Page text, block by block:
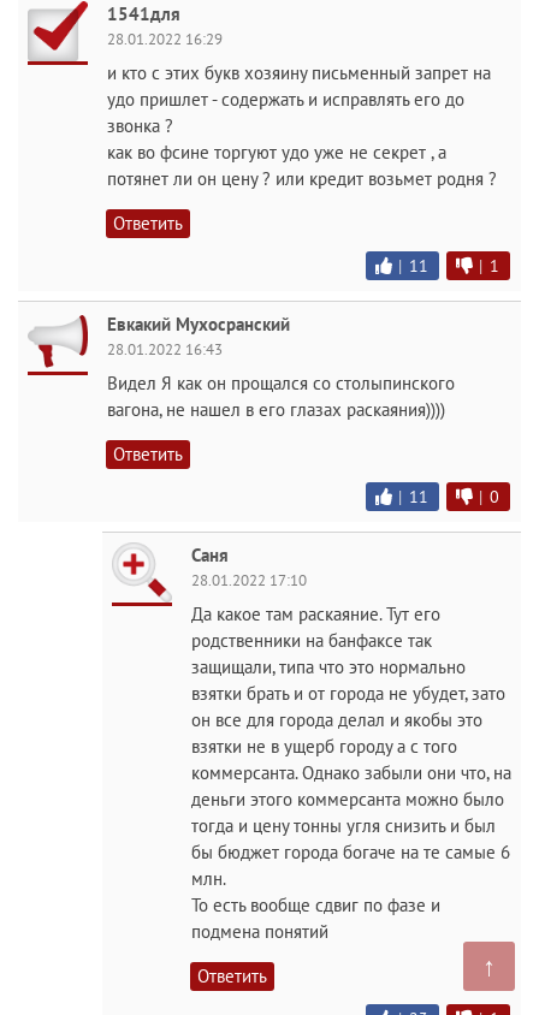
1541для
28.01.2022 16:29
и кто с этих букв хозяину письменный запрет на
удо пришлет - содержать и исправлять его до
звонка ?
как во фсине торгуют удо уже не секрет , а
потянет ли он цену ? или кредит возьмет родня ?
Ответить
| 11 | 1
Евкакий Мухосранский
28.01.2022 16:43
Видел Я как он прощался со столыпинского
вагона, не нашел в его глазах раскаяния))))
Ответить
| 11 | 0
Саня
28.01.2022 17:10
Да какое там раскаяние. Тут его
родственники на банфаксе так
защищали, типа что это нормально
взятки брать и от города не убудет, зато
он все для города делал и якобы это
взятки не в ущерб городу а с того
коммерсанта. Однако забыли они что, на
деньги этого коммерсанта можно было
тогда и цену тонны угля снизить и был
бы бюджет города богаче на те самые 6
млн.
То есть вообще сдвиг по фазе и
подмена понятий
Ответить
↑